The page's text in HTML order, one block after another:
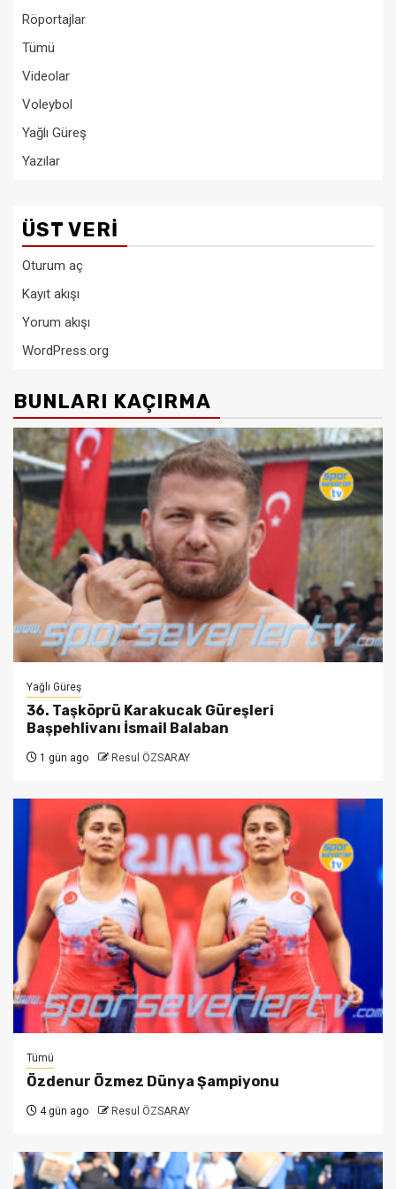
Röportajlar
Tümü
Videolar
Voleybol
Yağlı Güreş
Yazılar
ÜST VERI
Oturum aç
Kayıt akışı
Yorum akışı
WordPress.org
BUNLARI KAÇIRMA
Yağlı Güreş
36. Taşköprü Karakucak Güreşleri
Başpehlivanı İsmail Balaban
1 gün ago Resul ÖZSARAY
Tümü
Özdenur Özmez Dünya Şampiyonu
4 gün ago Resul ÖZSARAY